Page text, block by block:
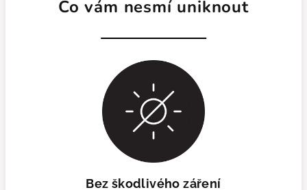
Co vám nesmí uniknout
Bez škodlivého záření